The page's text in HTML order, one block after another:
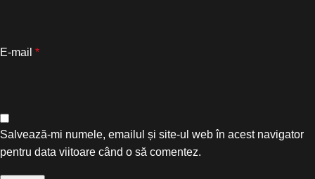
E-mail *
Salvează-mi numele, emailul și site-ul web în acest navigator
pentru data viitoare când o să comentez.